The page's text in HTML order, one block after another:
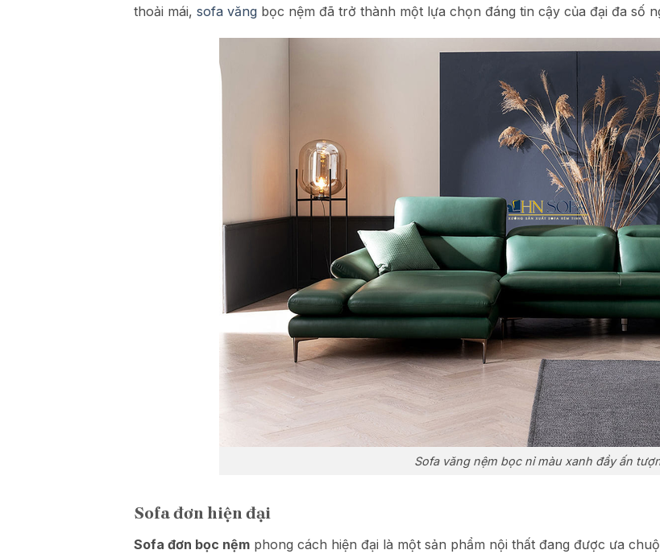
thoải mái,sofa văng bọc nệm đã trở thành một lựa chọn đáng tin cậy của đại đa số
Sofa văng nệm bọc nỉ màu xanh đầy ấn
Sofa đơn hiện đại
Sofa đơn bọc nệm phong cách hiện đại là một sản phẩm nội thất đang được ưa